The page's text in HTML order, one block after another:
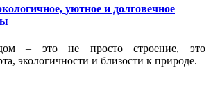
уютное и долговечное
– это не просто строение, это
экологичности и близости к природе.